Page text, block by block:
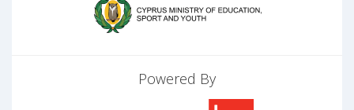
Powered By